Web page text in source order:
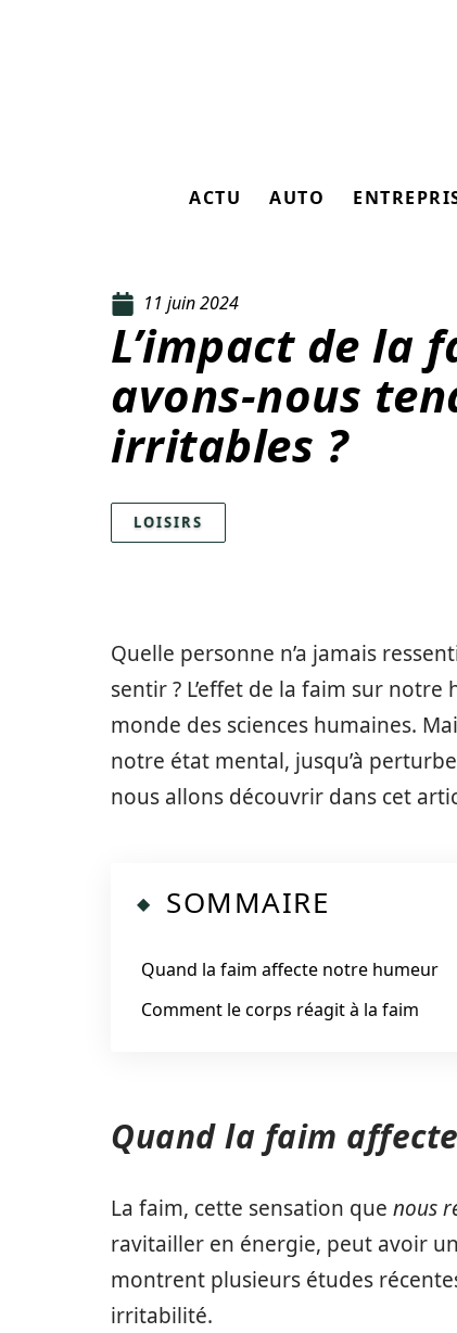
ACTU AUTO
11 juin 2024
L’impact de la
avons-nous
irritables ?
LOISIRS
Quelle personne n’a jamais
sentir ? L’effet de la faim sur
monde des sciences humaines.
notre état mental, jusqu’à
nous allons découvrir dans cet
SOMMAIRE
Quand la faim affecte notre humeur
Comment le corps réagit à la faim
Quand la faim
La faim, cette sensation que nous
ravitailler en énergie, peut avoir
montrent plusieurs études
irritabilité.